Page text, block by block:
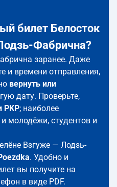
билет Белосток
Фабрична?
заранее. Даже
и времени отправления,
вернуть или
дату. Проверьте,
PKP; наиболее
молодёжи, студентов и
Взгуже — Лодзь-
. Удобно и
вы получите на
в виде PDF.